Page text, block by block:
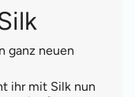
ganz neuen
ihr mit Silk nun